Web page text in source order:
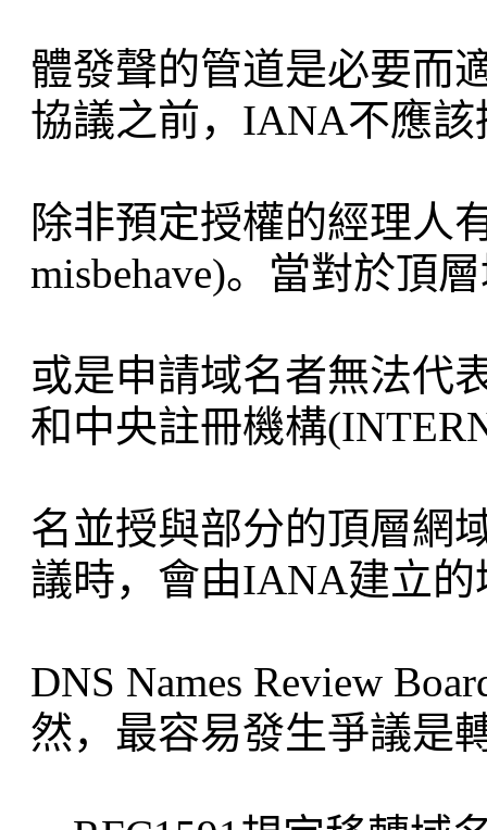
體發聲的管道是必要而
協議之前，IANA不應
除非預定授權的經理人
misbehave)。當對於頂
或是申請域名者無法代
和中央註冊機構
名並授與部分的頂層網
議時，會由IANA建立的
DNS Names Review
然，最容易發生爭議是